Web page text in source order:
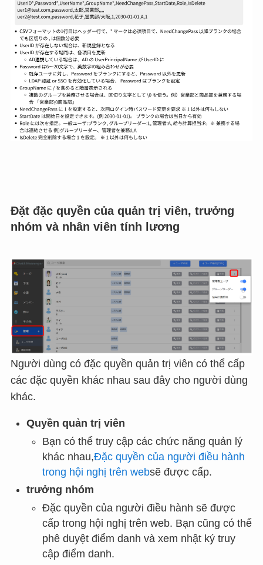
Đặt đặc quyền của quản trị viên, trưởng
nhóm và nhân viên tính lương
Người dùng có đặc quyền quản trị viên có thể cấp
các đặc quyền khác nhau sau đây cho người dùng
khác.
Quyền quản trị viên
Bạn có thể truy cập các chức năng quản lý
khác nhau,Đặc quyền của người điều hành
trong hội nghị trên websẽ được cấp.
trưởng nhóm
Đặc quyền của người điều hành sẽ được
cấp trong hội nghị trên web. Bạn cũng có thể
phê duyệt điểm danh và xem nhật ký truy
cập điểm danh.